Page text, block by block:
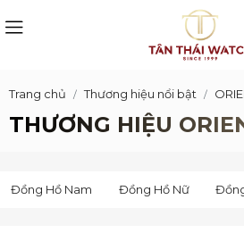
Trang chủ Thương hiệu nổi bật
THƯƠNG HIỆU
Đồng Hồ Nam Đồng Hồ Nữ